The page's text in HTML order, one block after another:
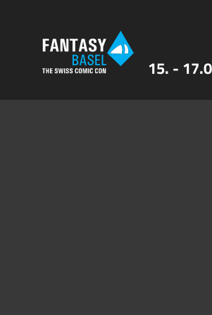
15. -